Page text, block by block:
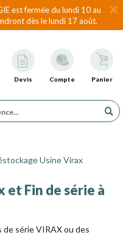
est fermée du lundi 10 au
dès le lundi 17 août.
Devis Compte Panier
Usine Virax
et Fin de série à
série VIRAX ou des